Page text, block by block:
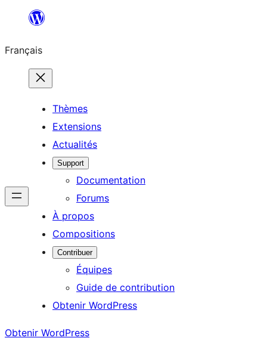
contenu
Français
Thèmes
Extensions
Actualités
Support
Documentation
Forums
À propos
Compositions
Contribuer
Équipes
Guide de contribution
Obtenir WordPress
Obtenir WordPress